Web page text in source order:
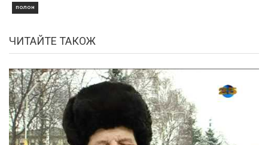
ПОЛОН
ЧИТАЙТЕ ТАКОЖ